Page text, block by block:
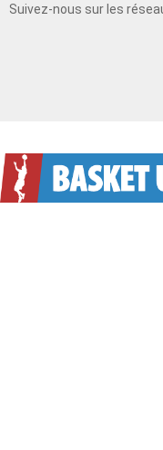
Suivez-nous sur les